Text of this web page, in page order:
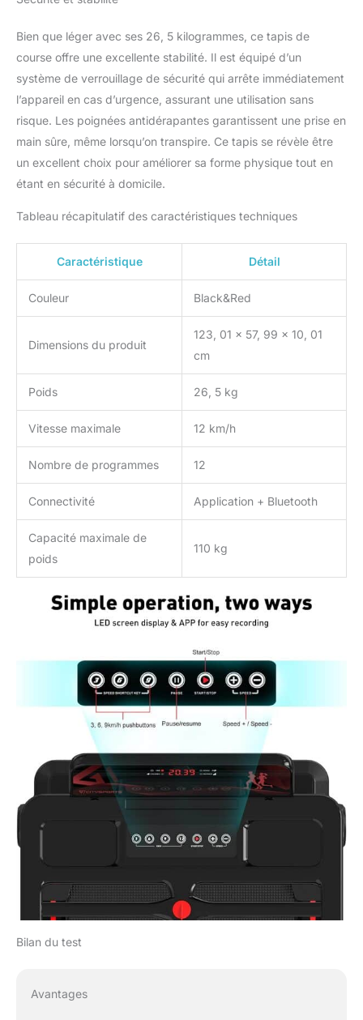
d'installation & Facile à
déplacer】 Le tapis de
nécessite aucune
installation et est prêt à
l'emploi dès le déballage.
Le tapis de course
électrique ne pèse que
26,5 kg et est facile à
situées sur la partie
inférieure. La main
courante peut être pliée
utilisée, ce qui signifie
table pour un gain de
place. Pleine puissance】
Puissance de
transmission maximale :
4dBm (à l'entrée de
l'antenne), puissance
maximale du moteur :
1400W, ce qui garantit
faible niveau sonore et
une capacité de charge
garantissent une
agréable.
Bien que léger avec ses 26, 5 kilogrammes, ce tapis de
course offre une excellente stabilité. Il est équipé d’un
système de verrouillage de sécurité qui arrête immédiatement
l’appareil en cas d’urgence, assurant une utilisation sans
risque. Les poignées antidérapantes garantissent une prise en
main sûre, même lorsqu’on transpire. Ce tapis se révèle être
un excellent choix pour améliorer sa forme physique tout en
étant en sécurité à domicile.
Tableau récapitulatif des caractéristiques techniques
Caractéristique Détail
Couleur Black&Red
Dimensions du produit
123, 01 x 57, 99 x 10, 01
cm
Poids 26, 5 kg
Vitesse maximale 12 km/h
Nombre de programmes 12
Connectivité Application + Bluetooth
Capacité maximale de
poids
110 kg
Bilan du test
Avantages